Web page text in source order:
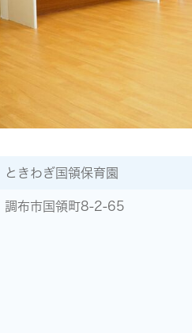
ときわぎ国領保育園
調布市国領町8-2-65